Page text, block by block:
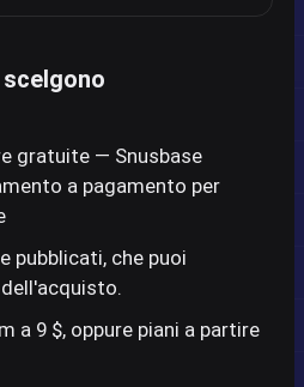
gratuite — Snusbase
a pagamento per
pubblicati, che puoi
a 9 $, oppure piani a partire